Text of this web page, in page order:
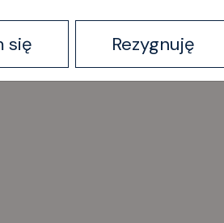
się Rezygnuję